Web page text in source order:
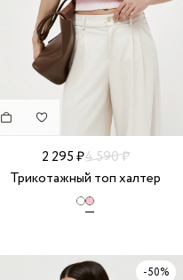
2 295 ₽4 590 ₽
Трикотажный топ халтер
-50%